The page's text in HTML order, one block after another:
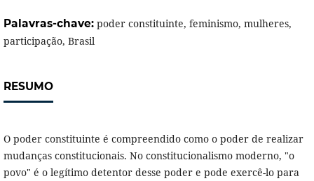
Palavras-chave: poder constituinte, feminismo, mulheres,
participação, Brasil
RESUMO
O poder constituinte é compreendido como o poder de realizar
mudanças constitucionais. No constitucionalismo moderno, "o
povo" é o legítimo detentor desse poder e pode exercê-lo para